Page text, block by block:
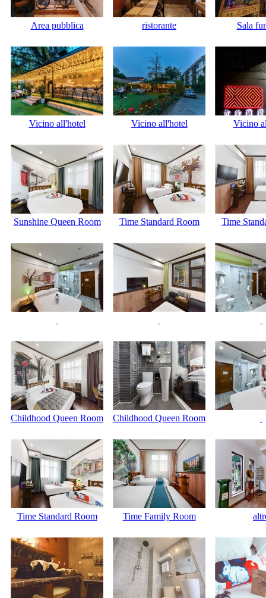
Area pubblica ristorante Sala
Vicino all'hotel Vicino all'hotel Vicino
Sunshine Queen Room Time Standard Room Time
Childhood Queen Room Childhood Queen Room
Time Standard Room Time Family Room